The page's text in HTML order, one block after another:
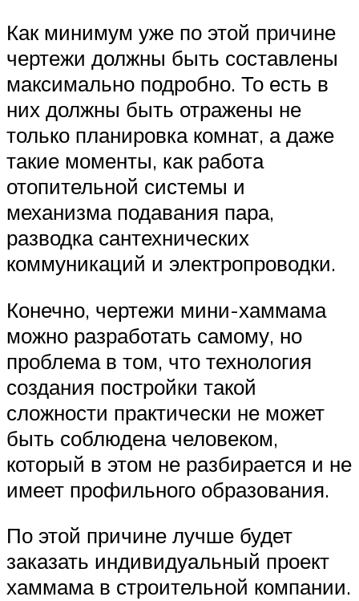
Как минимум уже по этой причине
чертежи должны быть составлены
максимально подробно. То есть в
них должны быть отражены не
только планировка комнат, а даже
такие моменты, как работа
отопительной системы и
механизма подавания пара,
разводка сантехнических
коммуникаций и электропроводки.
Конечно, чертежи мини-хаммама
можно разработать самому, но
проблема в том, что технология
создания постройки такой
сложности практически не может
быть соблюдена человеком,
который в этом не разбирается и не
имеет профильного образования.
По этой причине лучше будет
заказать индивидуальный проект
хаммама в строительной компании.